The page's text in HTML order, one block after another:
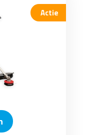
Actie